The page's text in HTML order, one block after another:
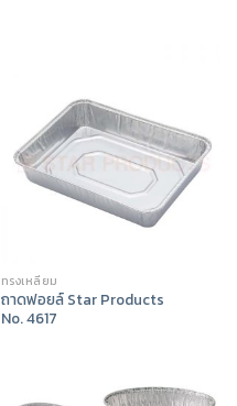
ทรงเหลี่ยม
ถาดฟอยล์ Star Products
No. 4617